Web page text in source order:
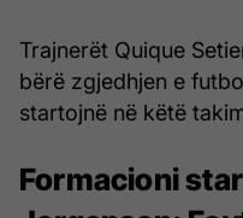
Trajnerët Quique
bërë zgjedhjen e
startojnë në këtë
Formacioni